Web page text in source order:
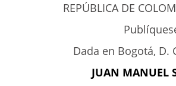
REPÚBLICA DE
Dada en Bogotá, D.
JUAN MANUEL